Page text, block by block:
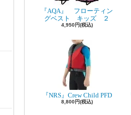
『AQA』 フローティン
グベスト キッズ ２
4,950円(税込)
『NRS』Crew Child PFD
8,800円(税込)